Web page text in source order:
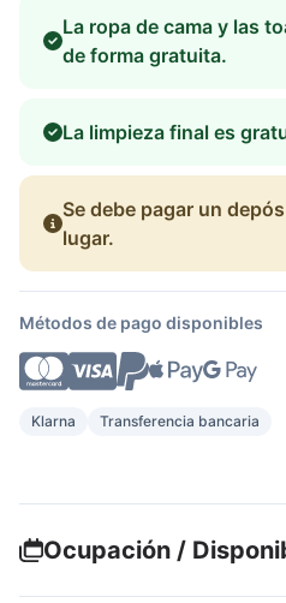
La ropa de cama y las
de forma gratuita.
La limpieza final es
Se debe pagar un
lugar.
Métodos de pago disponibles
Klarna Transferencia bancaria
Ocupación /